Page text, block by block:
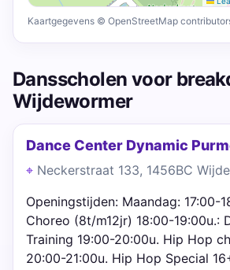
Kaartgegevens © OpenStreetMap
Dansscholen voor
Wijdewormer
Dance Center Dynamic
Neckerstraat 133, 1456BC
Openingstijden: Maandag: 17:00-
Choreo (8t/m12jr) 18:00-19:00u.:
Training 19:00-20:00u. Hip Hop
20:00-21:00u. Hip Hop Special